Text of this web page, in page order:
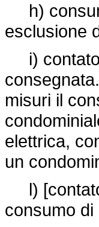
h)
esclusione
i)
misuri il
elettrica,
un
l)
consumo